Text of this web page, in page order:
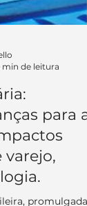
9 min de leitura
para